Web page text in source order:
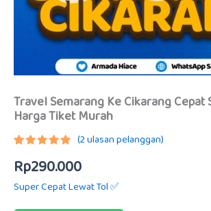
Travel Semarang Ke Cikarang Cepat
Harga Tiket Murah
5.00dari
5
berdasarkan
penilaian
(2ulasan pelanggan)
Rp290.000
Super Cepat Lewat Tol ✅